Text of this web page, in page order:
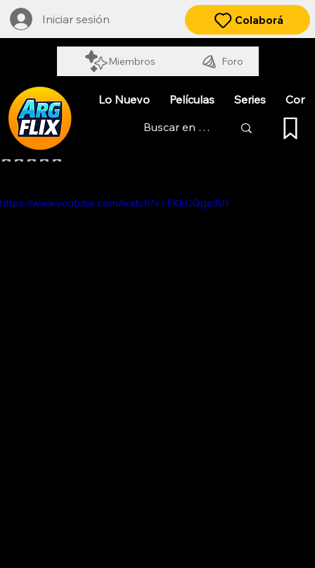
Iniciar sesión
Miembros Foro
Colaborá
Lo Nuevo Películas Series
EL PULPO COCINERO
Obtuvo NaN de 5 estrellas.
https://www.youtube.com/watch?v=FKlrCQge3UY